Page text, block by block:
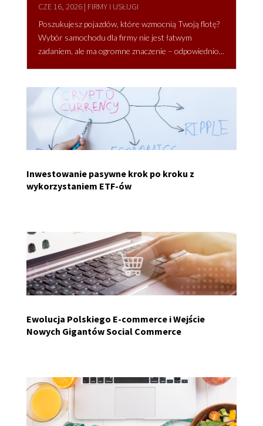
CZE 16, 2026| FIRMY I USŁUGI
Poszukujesz pojazdów, które wzmocnią Twoją flotę?
Wybór samochodu dla firmy nie jest łatwym
zadaniem, ale ma ogromne znaczenie – odpowiednio...
Inwestowanie pasywne krok po kroku z
wykorzystaniem ETF-ów
Ewolucja Polskiego E-commerce i Wejście
Nowych Gigantów Social Commerce